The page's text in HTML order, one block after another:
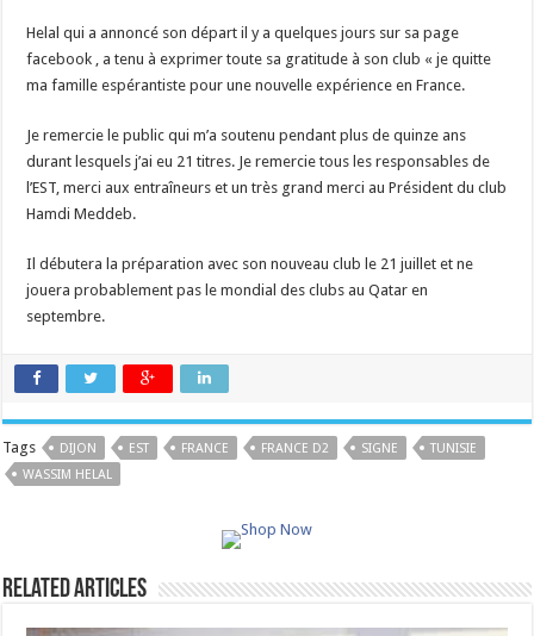
Helal qui a annoncé son départ il y a quelques jours sur sa page
facebook , a tenu à exprimer toute sa gratitude à son club « je quitte
ma famille espérantiste pour une nouvelle expérience en France.
Je remercie le public qui m’a soutenu pendant plus de quinze ans
durant lesquels j’ai eu 21 titres. Je remercie tous les responsables de
l’EST, merci aux entraîneurs et un très grand merci au Président du club
Hamdi Meddeb.
Il débutera la préparation avec son nouveau club le 21 juillet et ne
jouera probablement pas le mondial des clubs au Qatar en
septembre.
Tags DIJON EST FRANCE FRANCE D2 SIGNE
TUNISIE
WASSIM HELAL
Related Articles